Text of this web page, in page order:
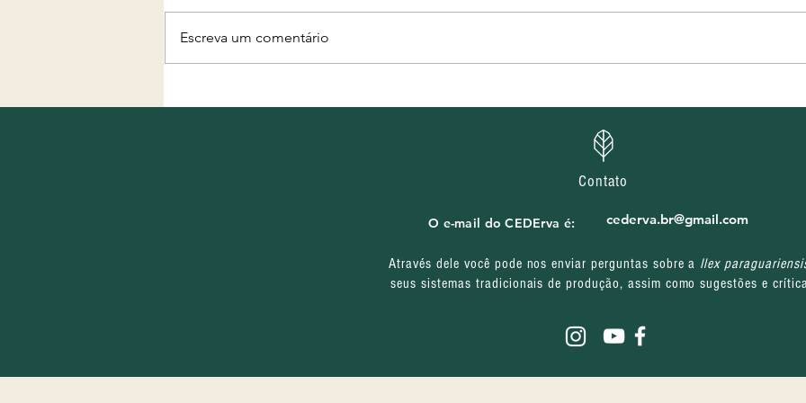
Futuro" completa primeiro
homologação das inscrições
e cronograma de entrevistas
de processos seletivos do
projeto Água, Terra e Futuro
Escreva um comentário
Contato
O e-mail do CEDErva é: cederva.br@gmail.com
Através dele você pode nos enviar perguntas sobre a Ilex
seus sistemas tradicionais de produção, assim como sugestões e